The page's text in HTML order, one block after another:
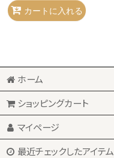
カートに入れる
ホーム
ショッピングカート
マイページ
最近チェックしたアイテム